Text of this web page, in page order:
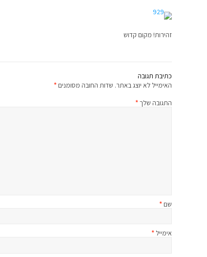
זהירות! מקום קדוש
כתיבת תגובה
האימייל לא יוצג באתר. שדות החובה מסומנים*
התגובה שלך*
שם*
אימייל *